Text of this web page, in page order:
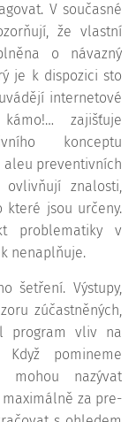
V současné
že vlastní
o návazný
je k dispozici sto
internetové
zajišťuje
konceptu
aleu preventivních
znalosti,
které jsou určeny.
problematiky v
nenaplňuje.
šetření. Výstupy,
zúčastněných,
program vliv na
pomineme
mohou nazývat
za pre-